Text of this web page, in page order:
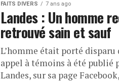
FAITS DIVERS 7 ans ago
Landes : Un homme
retrouvé sain et sauf
L’homme était porté
appel à témoins à été publié
Landes, sur sa page